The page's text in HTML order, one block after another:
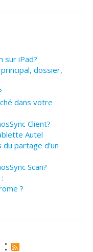
sur iPad?
dossier,
dans votre
Client?
Autel
partage d’un
Scan?
?